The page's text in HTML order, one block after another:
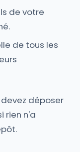
de votre
de tous les
déposer
rien n'a